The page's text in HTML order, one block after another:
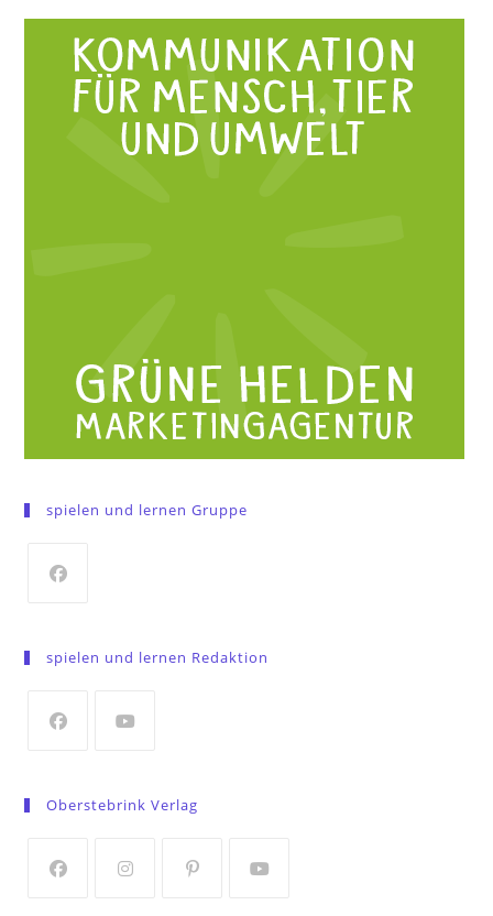
spielen und lernen Gruppe
a
tab
spielen und lernen Redaktion
a
tab
tab
Oberstebrink Verlag